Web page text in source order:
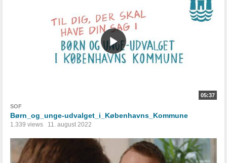
05:37
SOF
Børn_og_unge-udvalget_i_Københavns_Kommune
1.339 views 11. august 2022